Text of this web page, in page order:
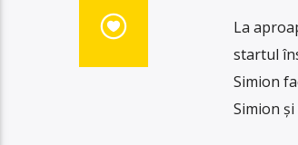
La
startul
Simion
Simion